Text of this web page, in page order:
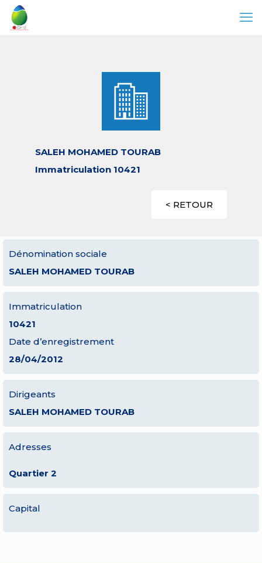
SALEH MOHAMED TOURAB
Immatriculation 10421
< RETOUR
Dénomination sociale
SALEH MOHAMED TOURAB
Immatriculation
10421
Date d’enregistrement
28/04/2012
Dirigeants
SALEH MOHAMED TOURAB
Adresses
Quartier 2
Capital